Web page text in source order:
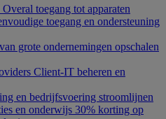
Overal toegang tot apparaten
toegang en ondersteuning
grote ondernemingen opschalen
Client-IT beheren en
en bedrijfsvoering stroomlijnen
en onderwijs 30% korting op